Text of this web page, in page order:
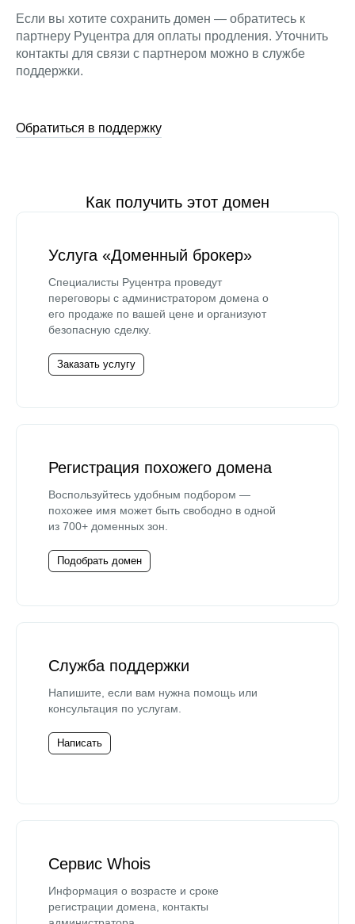
Если вы хотите сохранить домен — обратитесь к
партнеру Руцентра для оплаты продления. Уточнить
контакты для связи с партнером можно в службе
поддержки.
Обратиться в поддержку
Как получить этот домен
Услуга «Доменный брокер»
Специалисты Руцентра проведут
переговоры с администратором домена о
его продаже по вашей цене и организуют
безопасную сделку.
Заказать услугу
Регистрация похожего домена
Воспользуйтесь удобным подбором —
похожее имя может быть свободно в одной
из 700+ доменных зон.
Подобрать домен
Служба поддержки
Напишите, если вам нужна помощь или
консультация по услугам.
Написать
Сервис Whois
Информация о возрасте и сроке
регистрации домена, контакты